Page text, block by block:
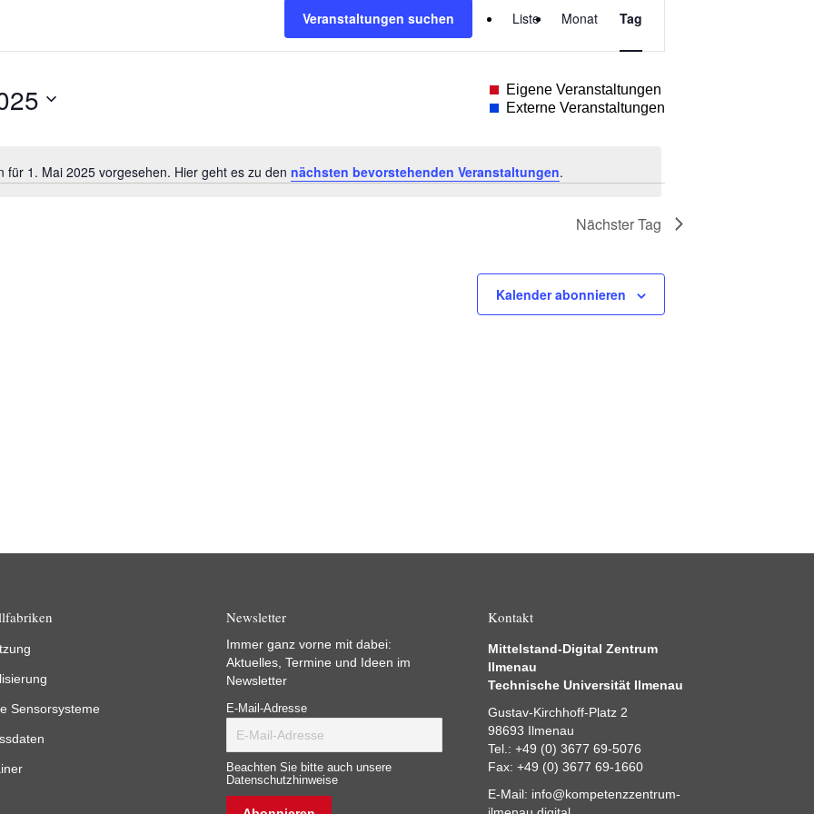
Hinweis
für 1. Mai 2025 vorgesehen. Hier geht es zu den nächsten bevorstehenden Veranstaltungen.
Veranstaltungen suchen
Ansichten-
Navigation
Liste Monat Tag
Eigene Veranstaltungen
Externe Veranstaltungen
Nächster Tag
Kalender abonnieren
Sensorsysteme
Newsletter
Immer ganz vorne mit dabei:
Aktuelles, Termine und Ideen im
Newsletter
E-Mail-Adresse
Beachten Sie bitte auch unsere
Datenschutzhinweise
Kontakt
Mittelstand-Digital Zentrum
Ilmenau
Technische Universität Ilmenau
Gustav-Kirchhoff-Platz 2
98693 Ilmenau
Tel.: +49 (0) 3677 69-5076
Fax: +49 (0) 3677 69-1660
E-Mail: info@kompetenzzentrum-